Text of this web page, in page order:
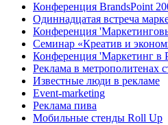
Конференция BrandsPoint
Одиннадцатая встреча
Конференция
Семинар «Креатив и
Конференция 'Маркетинг в
Реклама в метрополитенах
Известные люди в рекламе
Event-marketing
Реклама пива
Мобильные стенды Roll Up